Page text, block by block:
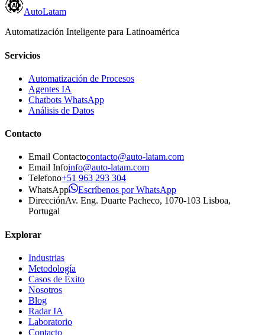
AutoLatam
Automatización Inteligente para Latinoamérica
Servicios
Automatización de Procesos
Agentes IA
Chatbots WhatsApp
Análisis de Datos
Contacto
Email Contactocontacto@auto-latam.com
Email Infoinfo@auto-latam.com
Telefono+51 963 293 304
WhatsApp
Escríbenos por WhatsApp
DirecciónAv. Eng. Duarte Pacheco, 1070-103 Lisboa,
Portugal
Explorar
Industrias
Metodología
Casos de Éxito
Nosotros
Blog
Radar IA
Laboratorio
Contacto